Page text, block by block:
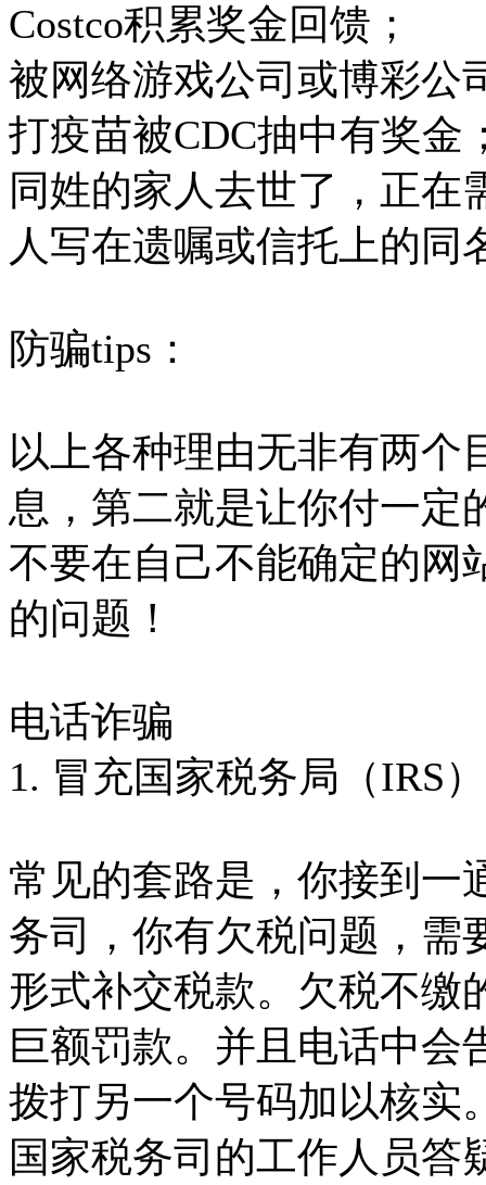
Costco积累奖金回馈；
被网络游戏公司或博彩公
打疫苗被CDC抽中有奖金
同姓的家人去世了，正在
人写在遗嘱或信托上的同
防骗tips：
以上各种理由无非有两个
息，第二就是让你付一定
不要在自己不能确定的网
的问题！
电话诈骗
1. 冒充国家税务局（IRS
常见的套路是，你接到一
务司，你有欠税问题，需
形式补交税款。欠税不缴
巨额罚款。并且电话中会
拨打另一个号码加以核实
国家税务司的工作人员答